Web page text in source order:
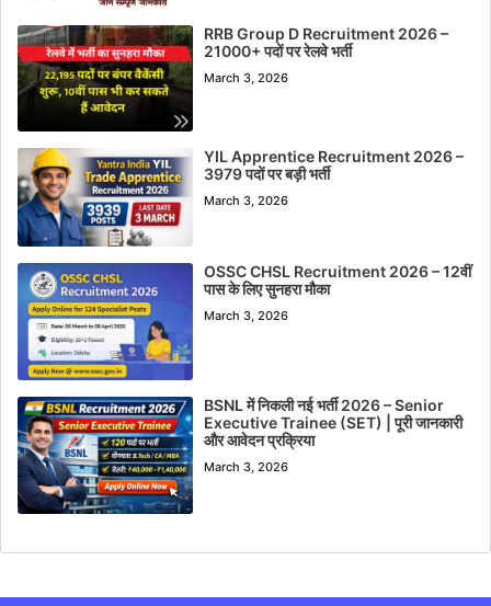
RRB Group D Recruitment 2026 –
21000+ पदों पर रेलवे भर्ती
March 3, 2026
YIL Apprentice Recruitment 2026 –
3979 पदों पर बड़ी भर्ती
March 3, 2026
OSSC CHSL Recruitment 2026 – 12वीं
पास के लिए सुनहरा मौका
March 3, 2026
BSNL में निकली नई भर्ती 2026 – Senior
Executive Trainee (SET) | पूरी जानकारी
और आवेदन प्रक्रिया
March 3, 2026